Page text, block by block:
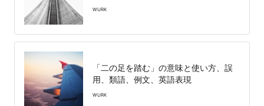
WURK
「二の足を踏む」の意味と使い方、誤
用、類語、例文、英語表現
WURK